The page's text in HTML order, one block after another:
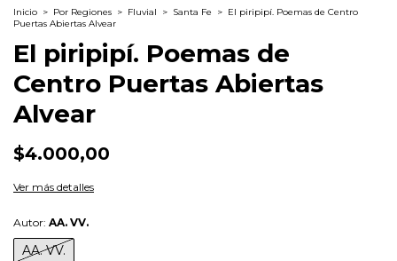
Inicio > Por Regiones > Fluvial > Santa Fe > El piripipí. Poemas de Centro
Puertas Abiertas Alvear
El piripipí. Poemas de
Centro Puertas Abiertas
Alvear
$4.000,00
Ver más detalles
Autor: AA. VV.
AA. VV.